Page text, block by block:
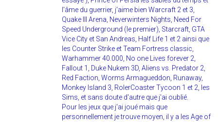
l'âme du guerrier, j'aime bien Warcraft 2 et 3,
Quake III Arena, Neverwinters Nights, Need For
Speed Underground (le premier), Starcraft, GTA
Vice City et San Andreas, Half Life 1 et 2 ainsi que
les Counter Strike et Team Fortress classic,
Warhammer 40.000, No one Lives forever 2,
Fallout 1, Duke Nukem 3D, Aliens vs. Predator 2,
Red Faction, Worms Armagueddon, Runaway,
Monkey Island 3, RolerCoaster Tycoon 1 et 2, les
Sims, et sans doute d'autre que j'ai oublié.
Pour les jeux que j'ai joué mais que
personnellement je trouve moyen, il y a les Age of